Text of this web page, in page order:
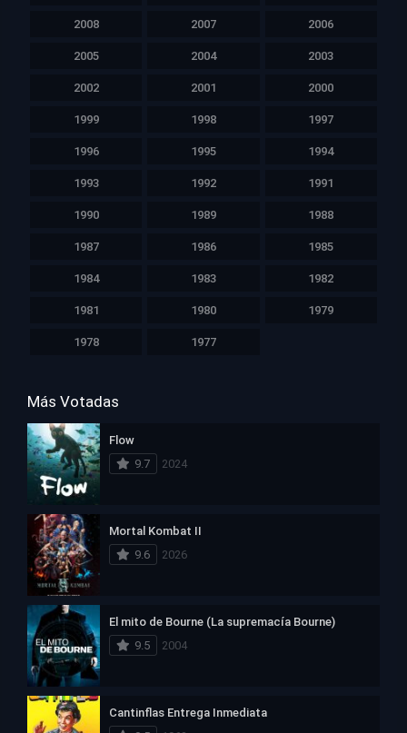
2008 2007 2006
2005 2004 2003
2002 2001 2000
1999 1998 1997
1996 1995 1994
1993 1992 1991
1990 1989 1988
1987 1986 1985
1984 1983 1982
1981 1980 1979
1978 1977
Más Votadas
Flow
9.7
2024
Mortal Kombat II
9.6
2026
El mito de Bourne (La supremacía Bourne)
9.5
2004
Cantinflas Entrega Inmediata